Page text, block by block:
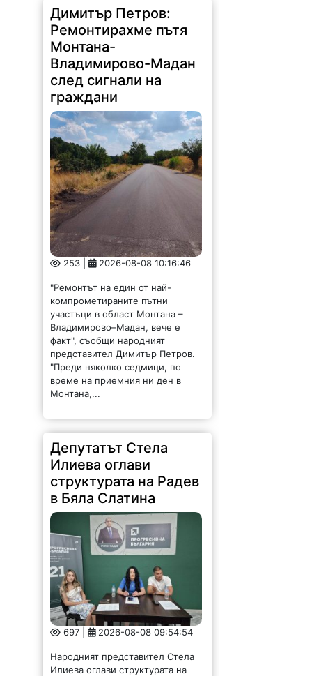
Димитър Петров:
Ремонтирахме пътя
Монтана-
Владимирово-Мадан
след сигнали на
граждани
253 | 2026-08-08 10:16:46
"Ремонтът на един от най-
компрометираните пътни
участъци в област Монтана –
Владимирово–Мадан, вече е
факт", съобщи народният
представител Димитър Петров.
"Преди няколко седмици, по
време на приемния ни ден в
Монтана,...
Депутатът Стела
Илиева оглави
структурата на Радев
в Бяла Слатина
697 | 2026-08-08 09:54:54
Народният представител Стела
Илиева оглави структурата на